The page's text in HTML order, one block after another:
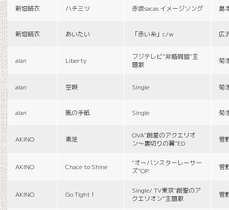
新垣結衣 ハチミツ 赤坂sacas イメージソング 島
新垣結衣 あいたい 「赤い糸」c/w 広
alan Liberty
フジテレビ“非婚同盟”主
題歌
菊
alan 空唄 Single 菊
alan 風の手紙 Single 菊
AKINO 素足
OVA“創星のアクエリオ
ン〜裏切りの翼”ED
菅
AKINO Chace to Shine
“オーバンスターレーサー
ズ”OP
菅
AKINO Go Tight！
Single/ TV東京“創聖のア
クエリオン”主題歌
菅